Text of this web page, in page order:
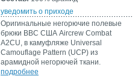
уведомить о приходе
Оригинальные негорючие полевые
брюки ВВС США Aircrew Combat
A2CU, в камуфляже Universal
Camouflage Pattern (UCP) из
арамидной негорючей ткани.
подробнее